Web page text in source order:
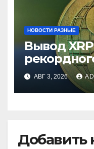
НОВОСТИ РАЗНЫЕ
Вывод
летАВГ 3, 2026
Добавить